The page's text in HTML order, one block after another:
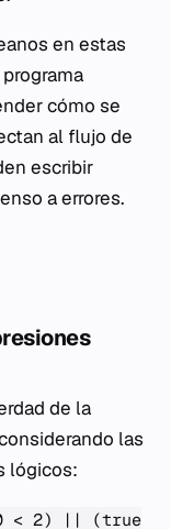
en estas
cómo se
al flujo de
escribir
a errores.
de la
las
lógicos:
< 2) || (true